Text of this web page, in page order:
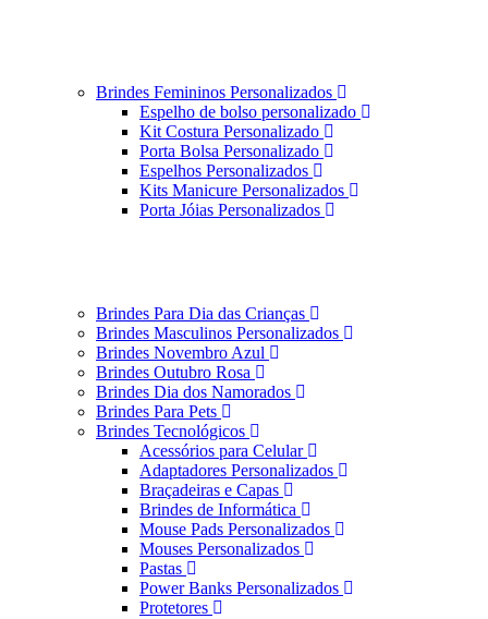
Brindes Femininos Personalizados
Espelho de bolso personalizado
Kit Costura Personalizado
Porta Bolsa Personalizado
Espelhos Personalizados
Kits Manicure Personalizados
Porta Jóias Personalizados
Brindes Para Dia das Crianças
Brindes Masculinos Personalizados
Brindes Novembro Azul
Brindes Outubro Rosa
Brindes Dia dos Namorados
Brindes Para Pets
Brindes Tecnológicos
Acessórios para Celular
Adaptadores Personalizados
Braçadeiras e Capas
Brindes de Informática
Mouse Pads Personalizados
Mouses Personalizados
Pastas
Power Banks Personalizados
Protetores